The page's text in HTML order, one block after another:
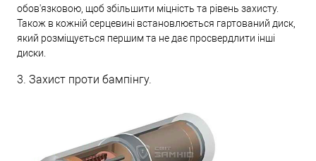
обов'язковою, щоб збільшити міцність та рівень захисту.
Також в кожній серцевині встановлюється гартований диск,
який розміщується першим та не дає просвердлити інші
диски.
3. Захист проти бампінгу.